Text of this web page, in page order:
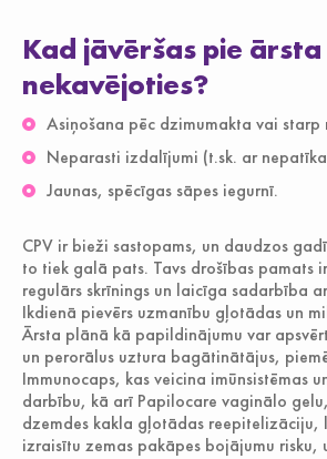
Kad jāvēršas pie ārsta
nekavējoties?
Asiņošana pēc dzimumakta vai starp
Neparasti izdalījumi (t.sk. ar
Jaunas, spēcīgas sāpes iegurnī.
CPV ir bieži sastopams, un daudzos
to tiek galā pats. Tavs drošības pamats
regulārs skrīnings un laicīga sadarbība
Ikdienā pievērs uzmanību gļotādas un
Ārsta plānā kā papildinājumu var
un perorālus uztura bagātinātājus,
Immunocaps, kas veicina imūnsistēmas
darbību, kā arī Papilocare vaginālo
dzemdes kakla gļotādas reepitelizāciju,
izraisītu zemas pakāpes bojājumu risku,